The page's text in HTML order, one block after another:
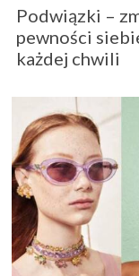
Podwiązki –
pewności
każdej chwili